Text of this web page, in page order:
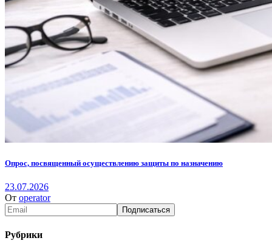
Опрос, посвященный осуществлению защиты по назначению
23.07.2026
От operator
Рубрики